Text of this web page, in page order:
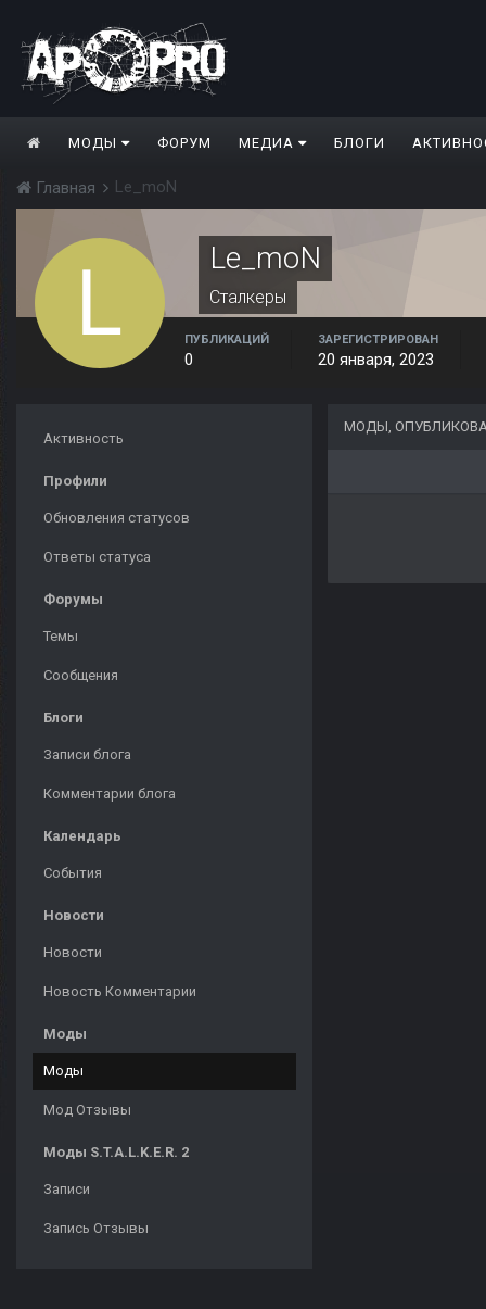
МОДЫ ФОРУМ МЕДИА БЛОГИ
Главная Le_moN
Le_moN
Сталкеры
ПУБЛИКАЦИЙ
0
ЗАРЕГИСТРИРОВАН
20 января, 2023
Активность
Профили
Обновления статусов
Ответы статуса
Форумы
Темы
Сообщения
Блоги
Записи блога
Комментарии блога
Календарь
События
Новости
Новости
Новость Комментарии
Моды
Моды
Мод Отзывы
Моды S.T.A.L.K.E.R. 2
Записи
Запись Отзывы
МОДЫ,